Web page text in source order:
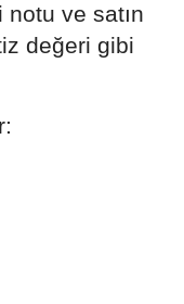
ve satın
değeri gibi